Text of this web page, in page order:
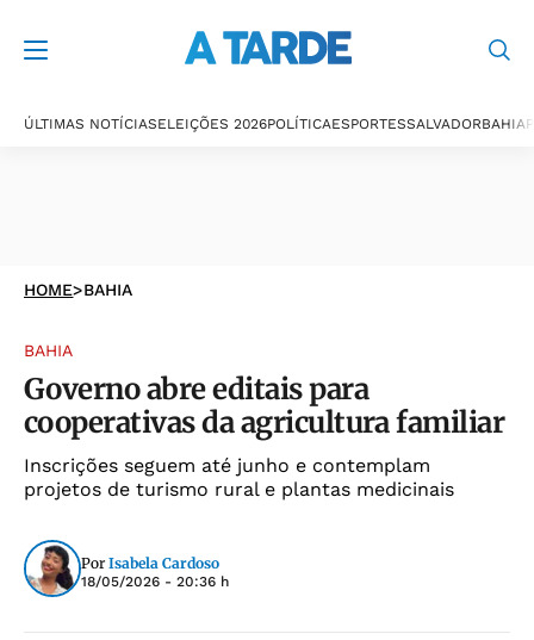
ÚLTIMAS NOTÍCIASELEIÇÕES 2026POLÍTICAESPORTESSALVADORBAHIA
HOME>BAHIA
BAHIA
Governo abre editais para
cooperativas da agricultura familiar
Inscrições seguem até junho e contemplam
projetos de turismo rural e plantas medicinais
Por Isabela Cardoso
18/05/2026 - 20:36 h